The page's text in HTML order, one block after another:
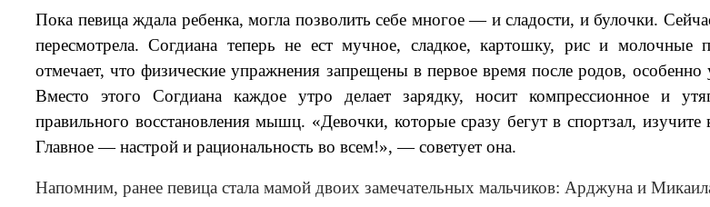
Пока певица ждала ребенка, могла позволить себе многое — и сладости, и булочки.
пересмотрела. Согдиана теперь не ест мучное, сладкое, картошку, рис и молочные
отмечает, что физические упражнения запрещены в первое время после родов, особенно
Вместо этого Согдиана каждое утро делает зарядку, носит компрессионное и
правильного восстановления мышц. «Девочки, которые сразу бегут в спортзал, изучите
Главное — настрой и рациональность во всем!»,— советует она.
Напомним, ранее певица стала мамой двоих замечательных мальчиков: Арджуна и